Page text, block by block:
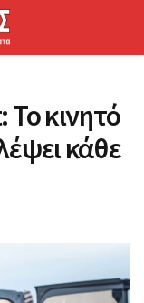
Το κινητό
κάθε